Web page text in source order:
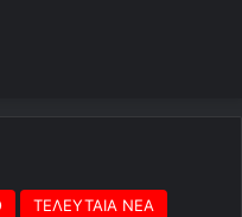
ΤΕΛΕΥΤΑΙΑ ΝΕΑ